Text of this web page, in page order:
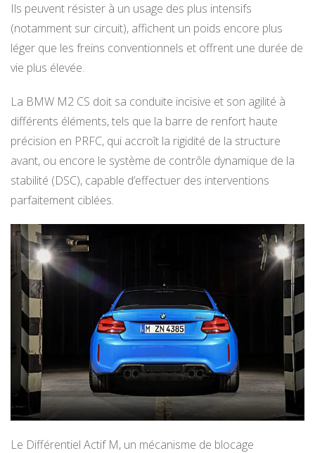
Ils peuvent résister à un usage des plus intensifs
(notamment sur circuit), affichent un poids encore plus
léger que les freins conventionnels et offrent une durée de
vie plus élevée.
La BMW M2 CS doit sa conduite incisive et son agilité à
différents éléments, tels que la barre de renfort haute
précision en PRFC, qui accroît la rigidité de la structure
avant, ou encore le système de contrôle dynamique de la
stabilité (DSC), capable d’effectuer des interventions
parfaitement ciblées.
Le Différentiel Actif M, un mécanisme de blocage